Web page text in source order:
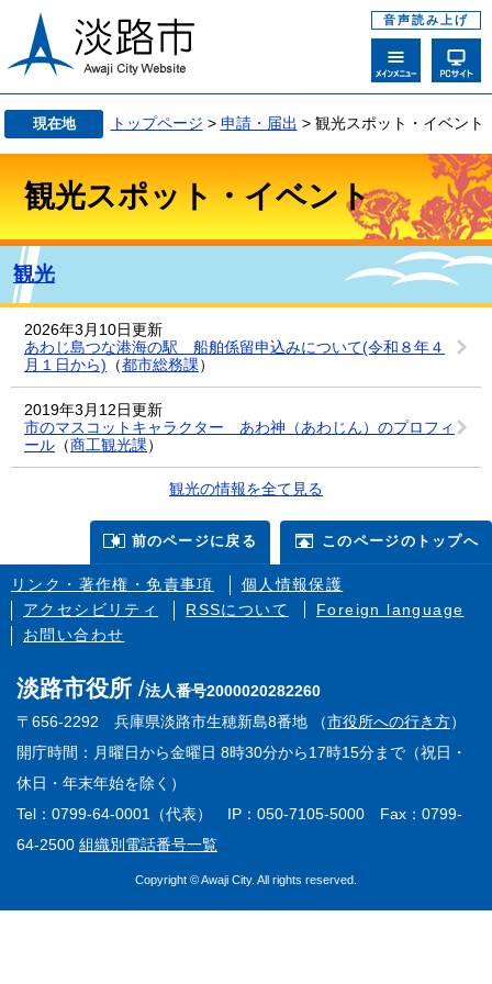
音声読み上げ
現在地 トップページ > 申請・届出 > 観光スポット・イベント
観光スポット・イベント
観光
2026年3月10日更新
あわじ島つな港海の駅 船舶係留申込みについて(令和８年４
月１日から) （都市総務課）
2019年3月12日更新
市のマスコットキャラクター あわ神（あわじん）のプロフィ
ール （商工観光課）
観光の情報を全て見る
前のページに戻る このページのトップへ
リンク・著作権・免責事項
個人情報保護
アクセシビリティ
RSSについて
Foreign language
お問い合わせ
淡路市役所
法人番号2000020282260
〒656-2292 兵庫県淡路市生穂新島8番地 （市役所への行き方）
開庁時間：月曜日から金曜日 8時30分から17時15分まで（祝日・
休日・年末年始を除く）
Tel：0799-64-0001（代表） IP：050-7105-5000 Fax：0799-
64-2500 組織別電話番号一覧
Copyright © Awaji City. All rights reserved.